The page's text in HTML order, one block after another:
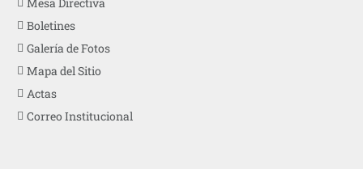
Boletines
Galería de Fotos
Mapa del Sitio
Actas
Correo Institucional